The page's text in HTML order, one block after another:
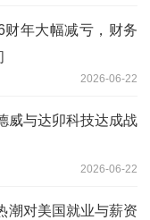
年大幅减亏，财务
2026-06-22
威与达卯科技达成战
2026-06-22
潮对美国就业与薪资